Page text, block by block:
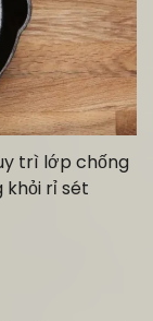
trì lớp chống
khỏi rỉ sét